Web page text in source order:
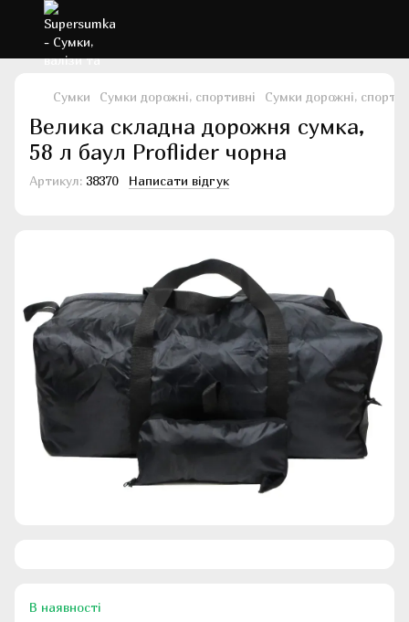
Сумки Сумки дорожні, спортивні Сумки дорожні,
Велика складна дорожня сумка,
58 л баул Proflider чорна
Артикул: 38370 Написати відгук
В наявності